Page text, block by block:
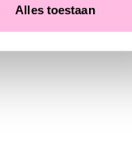
Alles toestaan